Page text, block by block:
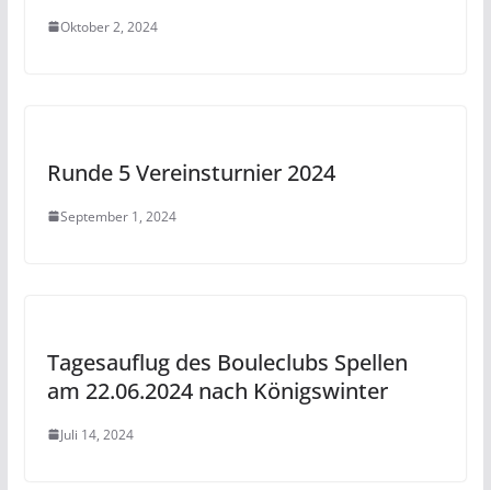
Oktober 2, 2024
Runde 5 Vereinsturnier 2024
September 1, 2024
Tagesauflug des Bouleclubs Spellen
am 22.06.2024 nach Königswinter
Juli 14, 2024